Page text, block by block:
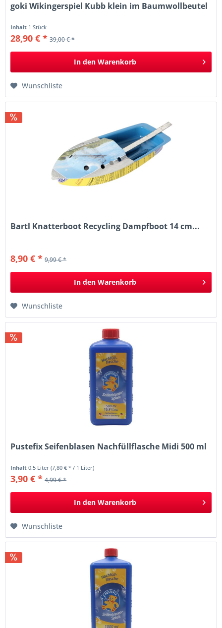
goki Wikingerspiel Kubb klein im Baumwollbeutel
Inhalt 1 Stück
28,90 € * 39,00 € *
In den Warenkorb
Wunschliste
Bartl Knatterboot Recycling Dampfboot 14 cm...
8,90 € * 9,99 € *
In den Warenkorb
Wunschliste
Pustefix Seifenblasen Nachfüllflasche Midi 500 ml
Inhalt0.5 Liter(7,80 € * / 1 Liter)
3,90 € * 4,99 € *
In den Warenkorb
Wunschliste